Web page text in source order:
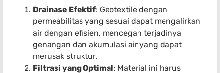
Drainase Efektif: Geotextile dengan
permeabilitas yang sesuai dapat mengalirkan
air dengan efisien, mencegah terjadinya
genangan dan akumulasi air yang dapat
merusak struktur.
Filtrasi yang Optimal: Material ini harus